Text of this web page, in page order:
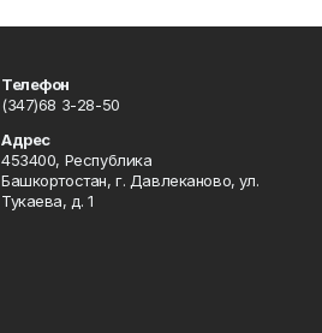
Телефон
(347)68 3-28-50
Адрес
453400, Республика
Башкортостан, г. Давлеканово, ул.
Тукаева, д. 1